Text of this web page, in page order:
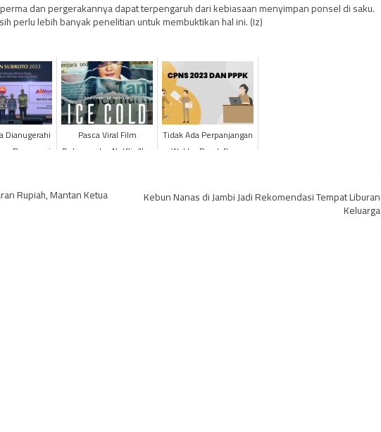
dan pergerakannya dapat terpengaruh dari kebiasaan menyimpan ponsel di saku.
perlu lebih banyak penelitian untuk membuktikan hal ini. (Iz)
Dianugerahi
Bergengsi
Pasca Viral Film
Dokumenter Netflix "Ice
Tidak Ada Perpanjangan
Waktu, Pendaftaran
Rupiah, Mantan Ketua Kebun Nanas di Jambi Jadi Rekomendasi Tempat Liburan
Keluarga